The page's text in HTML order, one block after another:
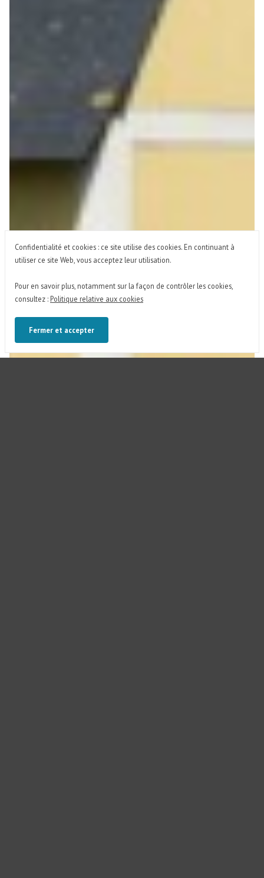
Confidentialité et cookies : ce site utilise des cookies. En continuant à
utiliser ce site Web, vous acceptez leur utilisation.
Pour en savoir plus, notamment sur la façon de contrôler les cookies,
consultez : Politique relative aux cookies